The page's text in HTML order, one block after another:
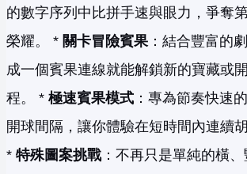
的數字序列中比拼手速與眼力，爭奪
榮耀。 * 關卡冒險賓果：結合豐富的
成一個賓果連線就能解鎖新的寶藏或
程。 * 極速賓果模式 ：專為節奏快速
開球間隔，讓你體驗在短時間內連續
* 特殊圖案挑戰：不再只是單純的橫